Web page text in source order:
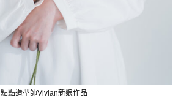
點點造型師Vivian新娘作品